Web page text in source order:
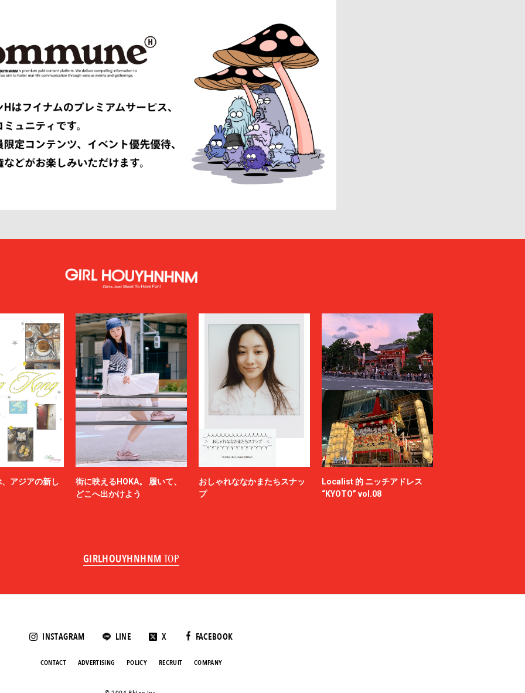
アジアの新し
街に映えるHOKA。 履いて、
どこへ出かけよう
おしゃれななかまたちスナッ
プ
Localist 的 ニッチアドレス
“KYOTO” vol.08
GIRLHOUYHNHNM TOP
INSTAGRAM LINE X FACEBOOK
CONTACT ADVERTISING POLICY RECRUIT COMPANY